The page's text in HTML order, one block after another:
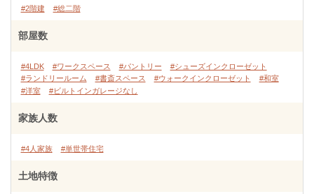
#2階建 #総二階
部屋数
#4LDK #ワークスペース #パントリー
#シューズインクローゼット
#ランドリールーム
#書斎スペース #ウォークインクローゼット
#和室
#洋室
#ビルトインガレージなし
家族人数
#4人家族 #単世帯住宅
土地特徴